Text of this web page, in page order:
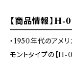
【商品情報】
・1950年代のアメ
モントタイプの【H-